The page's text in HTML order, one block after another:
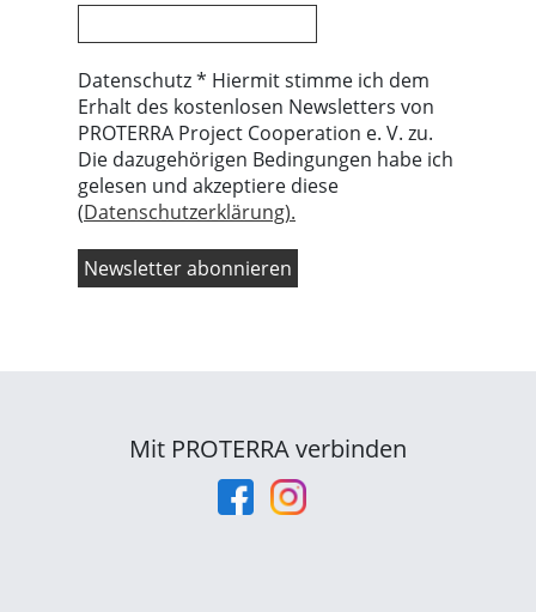
Datenschutz * Hiermit stimme ich dem
Erhalt des kostenlosen Newsletters von
PROTERRA Project Cooperation e. V. zu.
Die dazugehörigen Bedingungen habe ich
gelesen und akzeptiere diese
(Datenschutzerklärung).
Mit PROTERRA verbinden